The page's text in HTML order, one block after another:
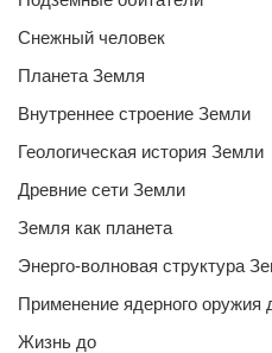
Снежный человек
Планета Земля
Внутреннее строение Земли
Геологическая история Земли
Древние сети Земли
Земля как планета
Энерго-волновая структура
Применение ядерного оружия
Жизнь до